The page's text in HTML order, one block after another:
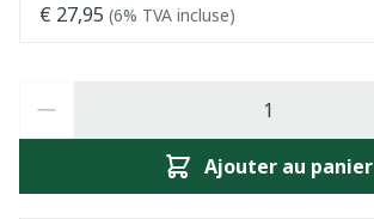
€ 27,95 (6% TVA incluse)
Ajouter au panier